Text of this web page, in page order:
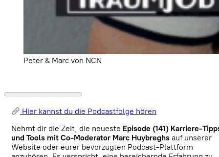
Peter & Marc von NCN
Hier kannst du die Podcastfolge hören
Nehmt dir die Zeit, die neueste Episode (141) Karriere-
und Tools mit Co-Moderator Marc Huybreghs auf unserer
Website oder eurer bevorzugten Podcast-Plattform